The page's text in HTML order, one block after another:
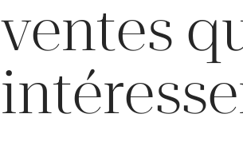
ventes